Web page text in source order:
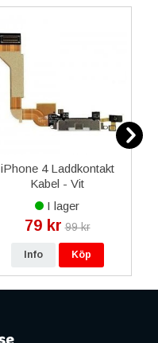
iPhone 4 Laddkontakt
Kabel - Vit
I lager
79 kr 99 kr
Info Köp